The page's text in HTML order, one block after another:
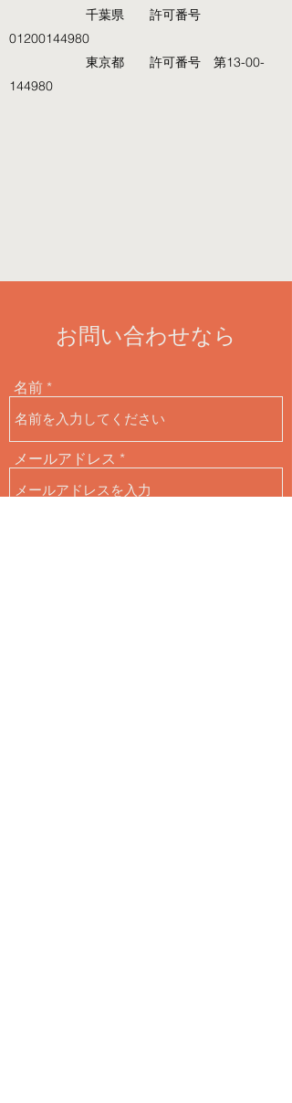
お問い合わせなら
名前
メールアドレス
千葉県 許可番号
01200144980
東京都 許可番号 第13-00-
144980